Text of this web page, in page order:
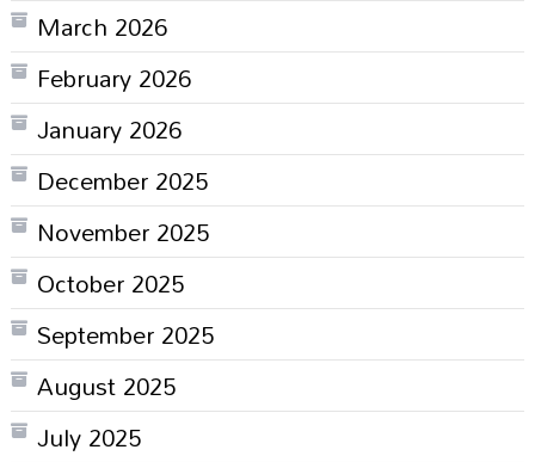
March 2026
February 2026
January 2026
December 2025
November 2025
October 2025
September 2025
August 2025
July 2025